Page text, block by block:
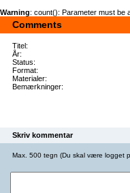
Warning: count(): Parameter must be
Comments
Titel:
År:
Status:
Format:
Materialer:
Bemærkninger:
Skriv kommentar
Max. 500 tegn (Du skal være logget